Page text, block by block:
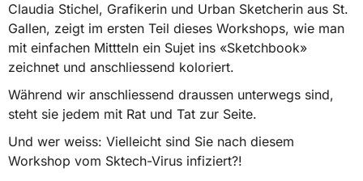
Claudia Stichel, Grafikerin und Urban Sketcherin aus St.
Gallen, zeigt im ersten Teil dieses Workshops, wie man
mit einfachen Mittteln ein Sujet ins «Sketchbook»
zeichnet und anschliessend koloriert.
Während wir anschliessend draussen unterwegs sind,
steht sie jedem mit Rat und Tat zur Seite.
Und wer weiss: Vielleicht sind Sie nach diesem
Workshop vom Sktech-Virus infiziert?!